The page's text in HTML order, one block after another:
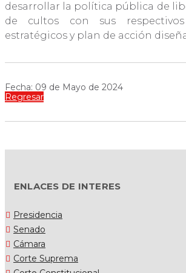
desarrollar la política pública de
de cultos con sus respectivos
estratégicos y plan de acción
Fecha: 09 de Mayo de 2024
Regresar
ENLACES DE INTERES
Presidencia
Senado
Cámara
Corte Suprema